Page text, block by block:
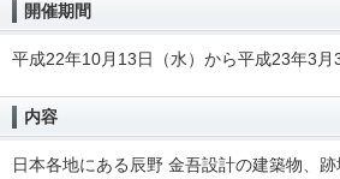
開催期間
平成22年10月13日（水）から平成23年3月
内容
日本各地にある辰野 金吾設計の建築物、